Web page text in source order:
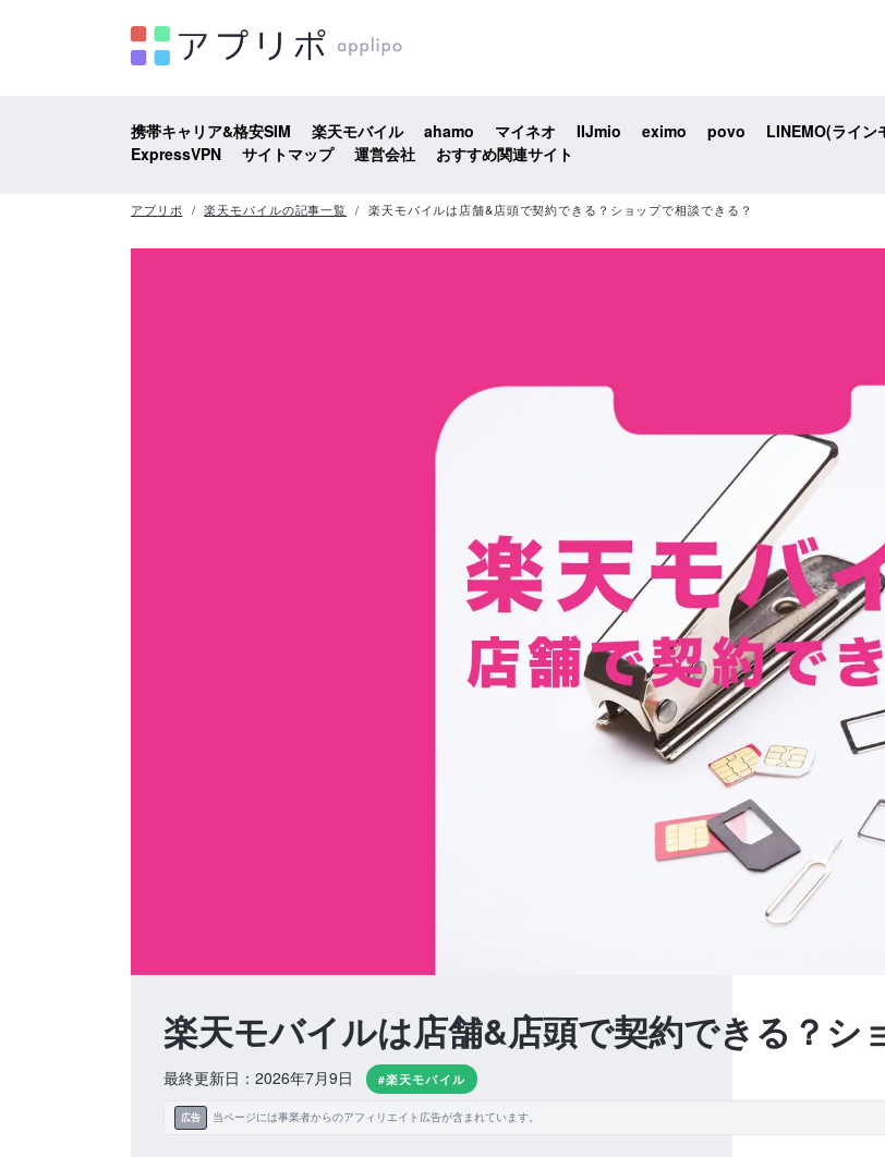
携帯キャリア&格安SIM 楽天モバイル ahamo マイネオ IIJmio eximo povo LINEMO(ライン
ExpressVPN
サイトマップ 運営会社 おすすめ関連サイト
アプリポ 楽天モバイルの記事一覧 楽天モバイルは店舗&店頭で契約できる？ショップで相談できる？
楽天モバイルは店舗&店頭で契約できる？シ
最終更新日：2026年7月9日 #楽天モバイル
広告 当ページには事業者からのアフィリエイト広告が含まれています。